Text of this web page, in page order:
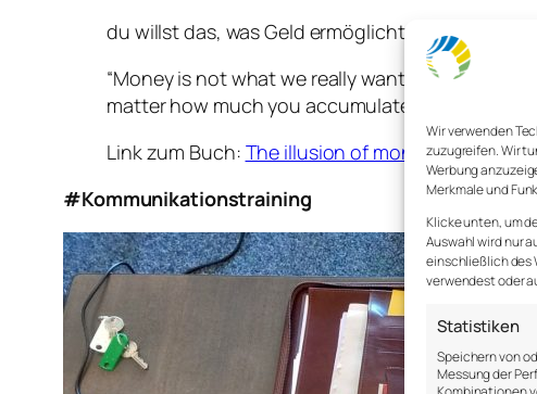
Wir verwenden
zuzugreifen. Wir
Werbung
Merkmale und
Klicke unten, um
Auswahl wird nur
einschließlich des
verwendest oder
Statistiken
Speichern von
Messung der
du willst das, was Geld ermöglicht …
“Money is not what we really want. What we
matter how much you accumulate, money will
Link zum Buch: The illusion of money
#Kommunikationstraining